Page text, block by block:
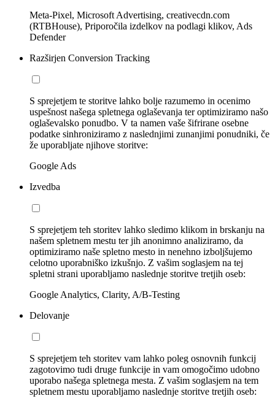
Meta-Pixel, Microsoft Advertising, creativecdn.com
(RTBHouse), Priporočila izdelkov na podlagi klikov, Ads
Defender
Razširjen Conversion Tracking
S sprejetjem te storitve lahko bolje razumemo in ocenimo
uspešnost našega spletnega oglaševanja ter optimiziramo našo
oglaševalsko ponudbo. V ta namen vaše šifrirane osebne
podatke sinhroniziramo z naslednjimi zunanjimi ponudniki, če
že uporabljate njihove storitve:
Google Ads
Izvedba
S sprejetjem teh storitev lahko sledimo klikom in brskanju na
našem spletnem mestu ter jih anonimno analiziramo, da
optimiziramo naše spletno mesto in nenehno izboljšujemo
celotno uporabniško izkušnjo. Z vašim soglasjem na tej
spletni strani uporabljamo naslednje storitve tretjih oseb:
Google Analytics, Clarity, A/B-Testing
Delovanje
S sprejetjem teh storitev vam lahko poleg osnovnih funkcij
zagotovimo tudi druge funkcije in vam omogočimo udobno
uporabo našega spletnega mesta. Z vašim soglasjem na tem
spletnem mestu uporabljamo naslednje storitve tretjih oseb: